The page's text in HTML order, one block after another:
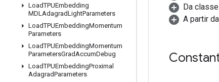
LoadTPUEmbedding
MDLAdagradLightParameters
LoadTPUEmbeddingMomentum
Parameters
LoadTPUEmbeddingMomentum
ParametersGradAccumDebug
LoadTPUEmbeddingProximal
AdagradParameters
Da
A partir